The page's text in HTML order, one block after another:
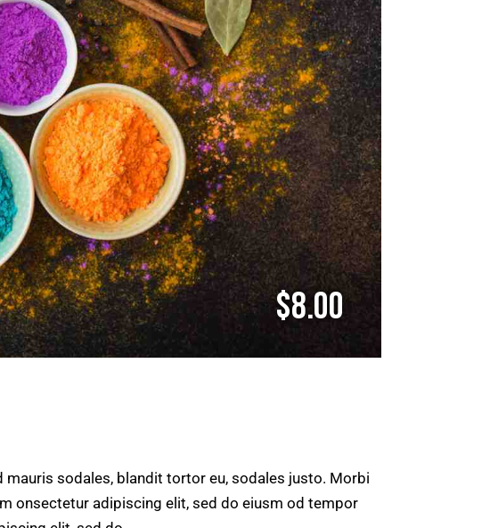
$8.00
sodales, blandit tortor eu, sodales justo. Morbi
onsectetur adipiscing elit, sed do eiusm od tempor